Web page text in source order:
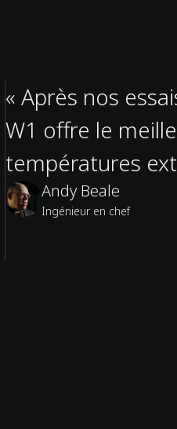
« Après nos
W1 offre le
températures
Andy Beale
Ingénieur en chef